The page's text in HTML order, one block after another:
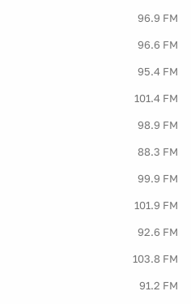
96.9 FM
96.6 FM
95.4 FM
101.4 FM
98.9 FM
88.3 FM
99.9 FM
101.9 FM
92.6 FM
103.8 FM
91.2 FM